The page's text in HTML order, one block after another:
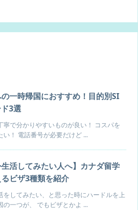
の一時帰国におすすめ！目的別SI
3選
寧で分かりやすいものが良い！ コスパを
い！ 電話番号が必要だけど ...
生活してみたい人へ】カナダ留学
ビザ3種類を紹介
をしてみたい、と思った時にハードルを上
の一つが、 でもビザとかよ ...